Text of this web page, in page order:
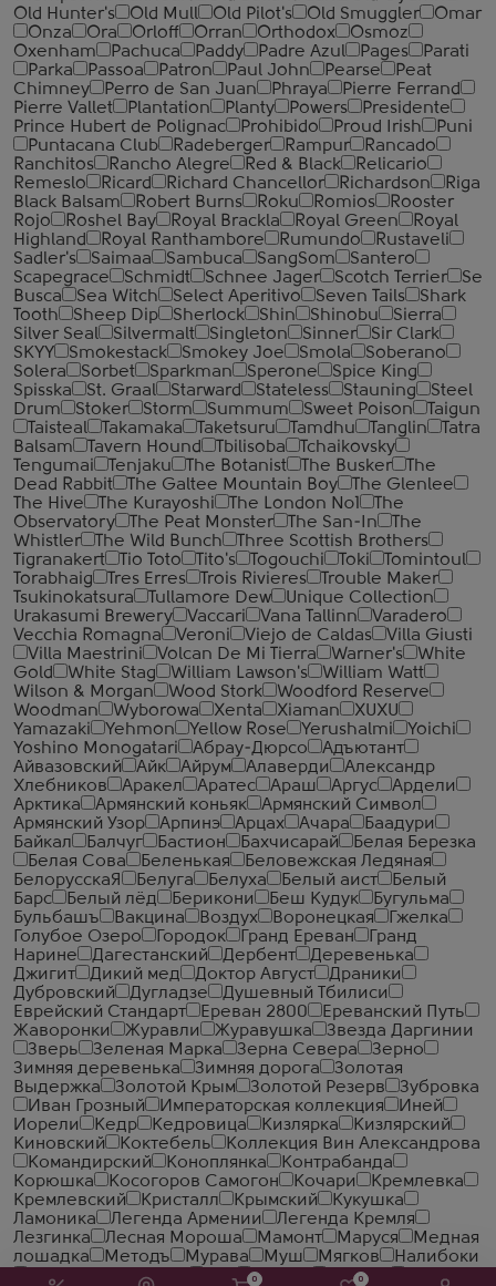
0 0
Old Hunter's
Old Mull Old Pilot's Old Smuggler
Omar
Onza
Ora Orloff Orran Orthodox
Osmoz
Oxenham
Pachuca Paddy Padre Azul Pages
Parati
Parka
Passoa Patron Paul John Pearse
Peat
Chimney
Perro de San Juan Phraya
Pierre Ferrand
Pierre Vallet
Plantation Planty Powers
Presidente
Prince Hubert de Polignac
Prohibido Proud Irish
Puni
Puntacana Club
Radeberger Rampur
Rancado
Ranchitos
Rancho Alegre Red & Black
Relicario
Remeslo
Ricard Richard Chancellor Richardson
Riga
Black Balsam
Robert Burns Roku Romios
Rooster
Rojo
Roshel Bay Royal Brackla Royal Green
Royal
Highland
Royal Ranthambore Rumundo
Rustaveli
Sadler's
Saimaa Sambuca SangSom
Santero
Scapegrace
Schmidt Schnee Jager Scotch Terrier
Se
Busca
Sea Witch Select Aperitivo Seven Tails
Shark
Tooth
Sheep Dip Sherlock Shin Shinobu
Sierra
Silver Seal
Silvermalt Singleton Sinner
Sir Clark
SKYY
Smokestack Smokey Joe Smola
Soberano
Solera
Sorbet Sparkman Sperone
Spice King
Spisska
St. Graal Starward Stateless Stauning
Steel
Drum
Stoker Storm Summum Sweet Poison
Taigun
Taisteal
Takamaka Taketsuru Tamdhu Tanglin
Tatra
Balsam
Tavern Hound Tbilisoba
Tchaikovsky
Tengumai
Tenjaku The Botanist The Busker
The
Dead Rabbit
The Galtee Mountain Boy
The Glenlee
The Hive
The Kurayoshi The London №1
The
Observatory
The Peat Monster The San-In
The
Whistler
The Wild Bunch
Three Scottish Brothers
Tigranakert
Tio Toto Tito's Togouchi Toki
Tomintoul
Torabhaig
Tres Erres Trois Rivieres
Trouble Maker
Tsukinokatsura
Tullamore Dew
Unique Collection
Urakasumi Brewery
Vaccari Vana Tallinn
Varadero
Vecchia Romagna
Veroni Viejo de Caldas
Villa Giusti
Villa Maestrini
Volcan De Mi Tierra Warner's
White
Gold
White Stag William Lawson's
William Watt
Wilson & Morgan
Wood Stork
Woodford Reserve
Woodman
Wyborowa Xenta Xiaman
XUXU
Yamazaki
Yehmon Yellow Rose Yerushalmi
Yoichi
Yoshino Monogatari
Абрау-Дюрсо
Адъютант
Айвазовский
Айк Айрум Алаверди
Александр
Хлебников
Аракел Аратес Араш Аргус
Ардели
Арктика
Армянский коньяк
Армянский Символ
Армянский Узор
Арпинэ Арцах Ачара
Баадури
Байкал
Балчуг Бастион Бахчисарай
Белая Березка
Белая Сова
Беленькая
Беловежская Ледяная
БелорусскаЯ
Белуга Белуха Белый аист
Белый
Барс
Белый лёд Берикони Беш Кудук
Бугульма
Бульбашъ
Вакцина Воздух Воронецкая
Гжелка
Голубое Озеро
Городок Гранд Ереван
Гранд
Нарине
Дагестанский Дербент
Деревенька
Джигит
Дикий мед Доктор Август
Драники
Дубровский
Дугладзе
Душевный Тбилиси
Еврейский Стандарт
Ереван 2800
Ереванский Путь
Жаворонки
Журавли Журавушка
Звезда Даргинии
Зверь
Зеленая Марка Зерна Севера
Зерно
Зимняя деревенька
Зимняя дорога
Золотая
Выдержка
Золотой Крым Золотой Резерв
Зубровка
Иван Грозный
Императорская коллекция
Иней
Иорели
Кедр Кедровица Кизлярка
Кизлярский
Киновский
Коктебель
Коллекция Вин Александрова
Командирский
Коноплянка
Контрабанда
Корюшка
Косогоров Самогон Кочари
Кремлевка
Кремлевский
Кристалл Крымский
Кукушка
Ламоника
Легенда Армении
Легенда Кремля
Лезгинка
Лесная Мороша Мамонт Маруся
Медная
лошадка
Методъ Мурава Муш Мягков
Налибоки
Народный Капитал
Ной Оганян Онегин